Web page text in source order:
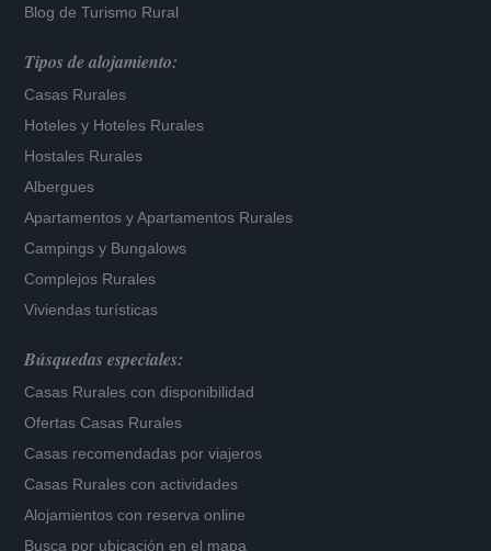
Blog de Turismo Rural
Tipos de alojamiento:
Casas Rurales
Hoteles y Hoteles Rurales
Hostales Rurales
Albergues
Apartamentos yApartamentos Rurales
Campings y Bungalows
Complejos Rurales
Viviendas turísticas
Búsquedas especiales:
Casas Rurales con disponibilidad
Ofertas Casas Rurales
Casas recomendadas por viajeros
Casas Rurales con actividades
Alojamientos con reserva online
Busca por ubicación en el mapa